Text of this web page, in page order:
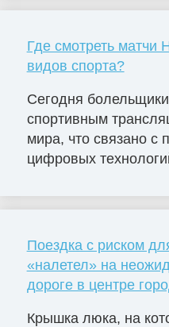
Где смотреть матчи
видов спорта?
Сегодня
спортивным
мира, что связано с
цифровых
Поездка с риском
«налетел» на
дороге в центре
Крышка люка, на